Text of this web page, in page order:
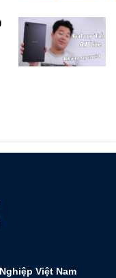
Việt Nam